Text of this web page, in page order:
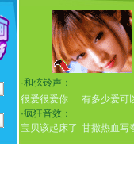
·和弦铃声：
很爱很爱你
有多少爱可
·疯狂音效：
宝贝该起床了 甘撒热血写